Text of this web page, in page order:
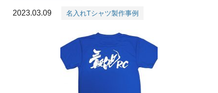
2023.03.09 名入れTシャツ製作事例